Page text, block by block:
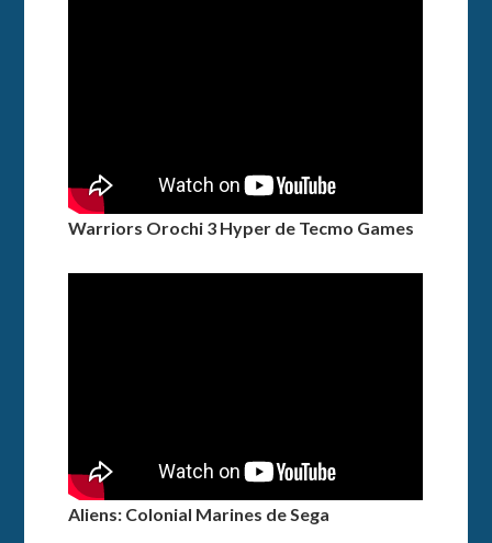
Warriors Orochi 3 Hyper de Tecmo Games
Aliens: Colonial Marines de Sega